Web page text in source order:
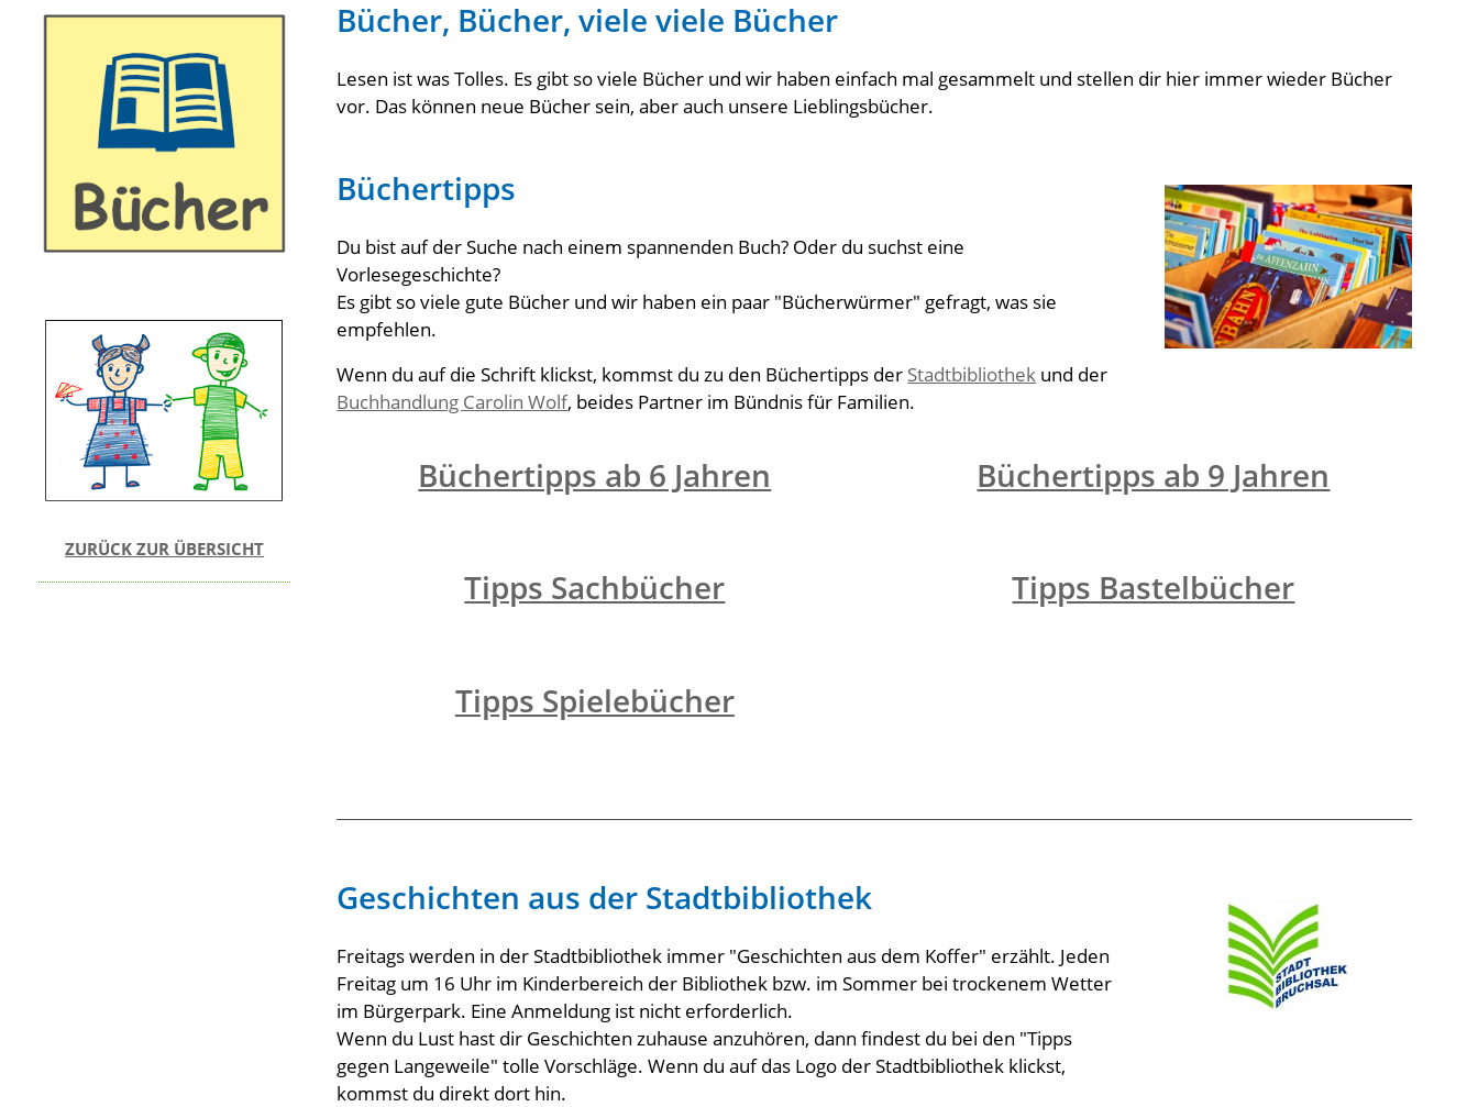
ZURÜCK ZUR ÜBERSICHT
Bücher, Bücher, viele viele Bücher
Lesen ist was Tolles. Es gibt so viele Bücher und wir haben einfach mal gesammelt und stellen dir hier immer wieder Bücher
vor. Das können neue Bücher sein, aber auch unsere Lieblingsbücher.
Büchertipps
Du bist auf der Suche nach einem spannenden Buch? Oder du suchst eine
Vorlesegeschichte?
Es gibt so viele gute Bücher und wir haben ein paar "Bücherwürmer" gefragt, was sie
empfehlen.
Wenn du auf die Schrift klickst, kommst du zu den Büchertipps der Stadtbibliothek und der
Buchhandlung Carolin Wolf, beides Partner im Bündnis für Familien.
Büchertipps ab 6 Jahren
Tipps Sachbücher
Tipps Spielebücher
Büchertipps ab 9 Jahren
Tipps Bastelbücher
Geschichten aus der Stadtbibliothek
Freitags werden in der Stadtbibliothek immer "Geschichten aus dem Koffer" erzählt. Jeden
Freitag um 16 Uhr im Kinderbereich der Bibliothek bzw. im Sommer bei trockenem Wetter
im Bürgerpark. Eine Anmeldung ist nicht erforderlich.
Wenn du Lust hast dir Geschichten zuhause anzuhören, dann findest du bei den "Tipps
gegen Langeweile" tolle Vorschläge. Wenn du auf das Logo der Stadtbibliothek klickst,
kommst du direkt dort hin.